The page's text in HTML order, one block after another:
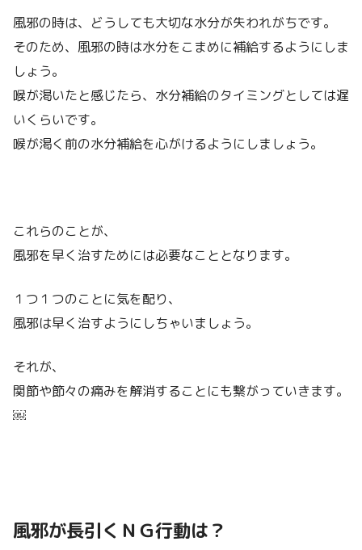
風邪の時は、どうしても大切な水分が失われがちです。
そのため、風邪の時は水分をこまめに補給するようにしま
しょう。
喉が渇いたと感じたら、水分補給のタイミングとしては遅
いくらいです。
喉が渇く前の水分補給を心がけるようにしましょう。
これらのことが、
風邪を早く治すためには必要なこととなります。
１つ１つのことに気を配り、
風邪は早く治すようにしちゃいましょう。
それが、
関節や節々の痛みを解消することにも繋がっていきます。
￼
風邪が長引くＮＧ行動は？